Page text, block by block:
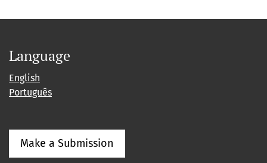
Language
English
Português
Make a Submission